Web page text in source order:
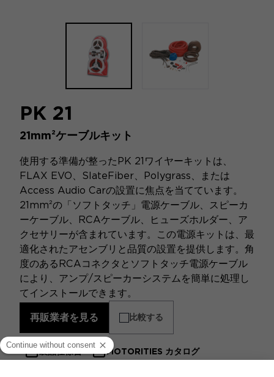
PK 21
21mm²ケーブルキット
使用する準備が整ったPK 21ワイヤーキットは、
FLAX EVO、SlateFiber、Polygrass、または
Access Audio Carの設置に焦点を当てています。
21mm²の「ソフトタッチ」電源ケーブル、スピーカ
ーケーブル、RCAケーブル、ヒューズホルダー、ア
クセサリーが含まれています。この電源キットは、最
適化されたアセンブリと品質の設置を提供します。角
度のあるRCAコネクタとソフトタッチ電源ケーブル
により、アンプ/スピーカーシステムを簡単に処理し
てインストールできます。
再販業者を見る 比較する
製品仕様書 MOTORITIES カタログ